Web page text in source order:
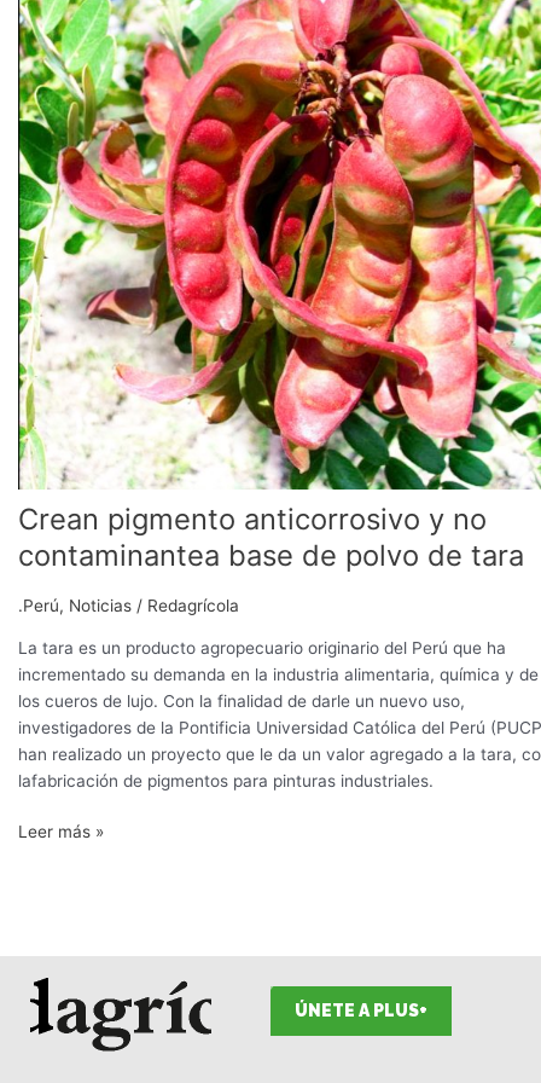
Crean pigmento anticorrosivo y no
contaminantea base de polvo de tara
.Perú, Noticias / Redagrícola
La tara es un producto agropecuario originario del Perú que ha
incrementado su demanda en la industria alimentaria, química y de
los cueros de lujo. Con la finalidad de darle un nuevo uso,
investigadores de la Pontificia Universidad Católica del Perú
han realizado un proyecto que le da un valor agregado a la tara,
lafabricación de pigmentos para pinturas industriales.
anticorrosivo
y
no
contaminantea
base
de
polvo
de
tara
Leer más »
ÚNETE A PLUS+